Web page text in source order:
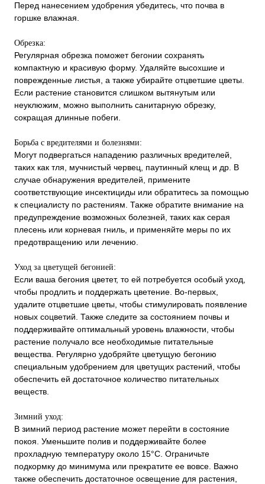
Перед нанесением удобрения убедитесь, что почва в
горшке влажная.
Обрезка:
Регулярная обрезка поможет бегонии сохранять
компактную и красивую форму. Удаляйте высохшие и
поврежденные листья, а также убирайте отцветшие цветы.
Если растение становится слишком вытянутым или
неуклюжим, можно выполнить санитарную обрезку,
сокращая длинные побеги.
Борьба с вредителями и болезнями:
Могут подвергаться нападению различных вредителей,
таких как тля, мучнистый червец, паутинный клещ и др. В
случае обнаружения вредителей, примените
соответствующие инсектициды или обратитесь за помощью
к специалисту по растениям. Также обратите внимание на
предупреждение возможных болезней, таких как серая
плесень или корневая гниль, и применяйте меры по их
предотвращению или лечению.
Уход за цветущей бегонией:
Если ваша бегония цветет, то ей потребуется особый уход,
чтобы продлить и поддержать цветение. Во-первых,
удалите отцветшие цветы, чтобы стимулировать появление
новых соцветий. Также следите за состоянием почвы и
поддерживайте оптимальный уровень влажности, чтобы
растение получало все необходимые питательные
вещества. Регулярно удобряйте цветущую бегонию
специальным удобрением для цветущих растений, чтобы
обеспечить ей достаточное количество питательных
веществ.
Зимний уход:
В зимний период растение может перейти в состояние
покоя. Уменьшите полив и поддерживайте более
прохладную температуру около 15°C. Ограничьте
подкормку до минимума или прекратите ее вовсе. Важно
также обеспечить достаточное освещение для растения,